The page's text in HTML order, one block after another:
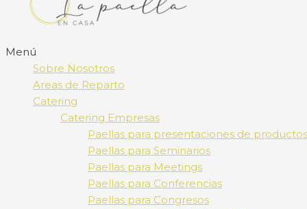
Menú
Sobre Nosotros
Areas de Reparto
Catering
Catering Empresas
Paellas para presentaciones de productos
Paellas para Seminarios
Paellas para Meetings
Paellas para Conferencias
Paellas para Congresos